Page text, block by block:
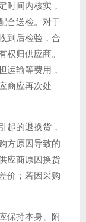
时间内核实，
合送检。对于
到后检验，合
权归供应商。
运输等费用，
商应再次处
起的退换货，
方原因导致的
应商原因换货
价；若因采购
保持本身、附